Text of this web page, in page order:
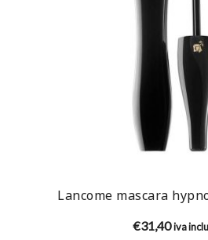
Lancome mascara
€31,40iva